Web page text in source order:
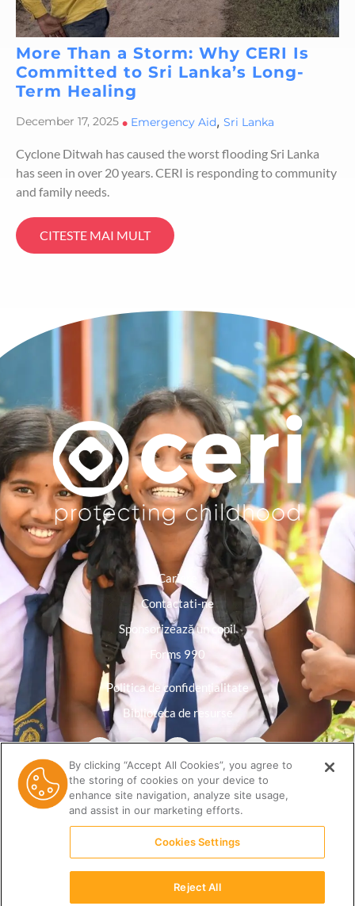
More Than a Storm: Why CERI Is
Committed to Sri Lanka’s Long-
Term Healing
December 17, 2025 • Emergency Aid, Sri Lanka
Cyclone Ditwah has caused the worst flooding Sri Lanka
has seen in over 20 years. CERI is responding to community
and family needs.
CITESTE MAI MULT
Cariere
Contactati-ne
Sponsorizează un copil
Forms 990
Politica de confidențialitate
Biblioteca de resurse
By clicking “Accept All Cookies”, you agree to
the storing of cookies on your device to
enhance site navigation, analyze site usage,
and assist in our marketing efforts.
Cookies Settings
Reject All